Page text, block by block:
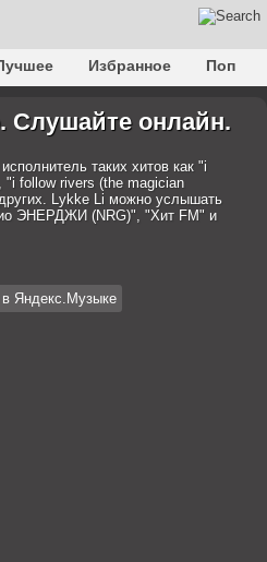
Избранное
Поп
Дип-хаус
Фолк
Слушайте онлайн.
таких хитов как "i
follow rivers (the magician
Lykke Li можно услышать
ЭНЕРДЖИ (NRG)", "Хит FM" и
в Яндекс.Музыке